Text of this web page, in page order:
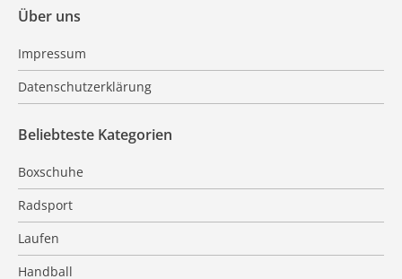
Über uns
Impressum
Datenschutzerklärung
Beliebteste Kategorien
Boxschuhe
Radsport
Laufen
Handball